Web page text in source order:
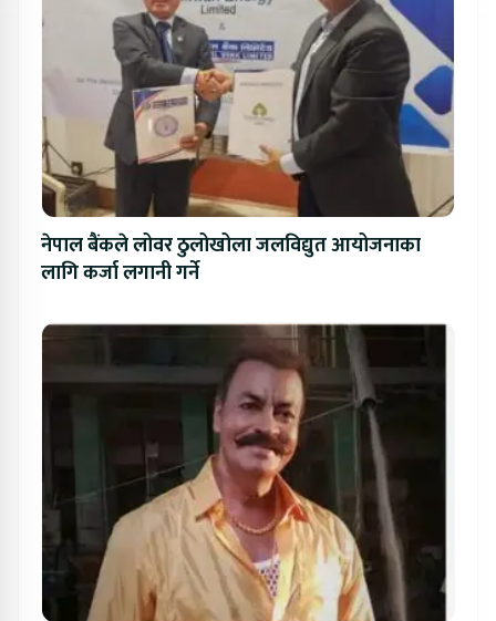
नेपाल बैंकले लोवर ठुलोखोला जलविद्युत आयोजनाका
लागि कर्जा लगानी गर्ने